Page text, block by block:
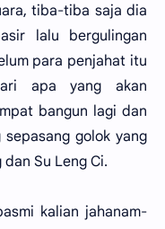
tiba-tiba saja dia
lalu bergulingan
para penjahat itu
apa yang akan
bangun lagi dan
golok yang
Su Leng Ci.
kalian jahanam-